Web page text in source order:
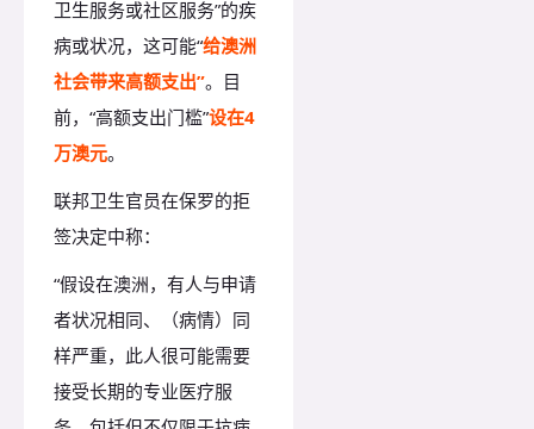
卫生服务或社区服务”的疾
病或状况，这可能“给澳洲
社会带来高额支出”。目
前，“高额支出门槛”设在4
万澳元。
联邦卫生官员在保罗的拒
签决定中称：
“假设在澳洲，有人与申请
者状况相同、（病情）同
样严重，此人很可能需要
接受长期的专业医疗服